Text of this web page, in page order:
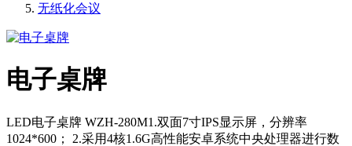
无纸化会议
电子桌牌
LED电子桌牌 WZH-280M1.双面7寸IPS显示屏，分辨率
1024*600； 2.采用4核1.6G高性能安卓系统中央处理器进行数